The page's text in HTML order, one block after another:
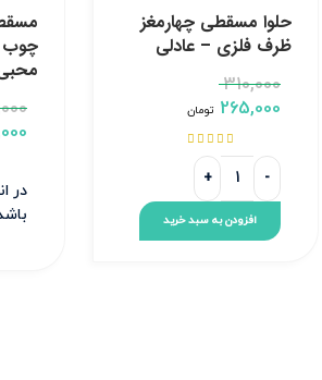
حلوا مسقطی چهارمغز
ظرف فلزی – عادلی
310,000
265,000 تومان





افزودن به سبد خرید
در